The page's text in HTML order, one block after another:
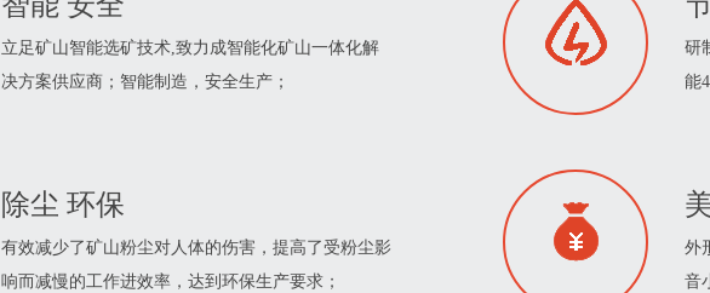
立足矿山智能选矿技术,致力成智能化矿山一体化解
决方案供应商；智能制造，安全生产；
研
能
除尘 环保
有效减少了矿山粉尘对人体的伤害，提高了受粉尘影
响而减慢的工作进效率，达到环保生产要求；
外
音